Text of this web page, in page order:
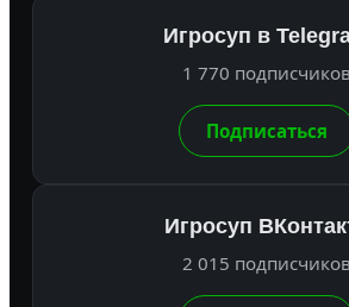
Игросуп в
1 770 подписчиков
Подписаться
Игросуп
2 015 подписчиков